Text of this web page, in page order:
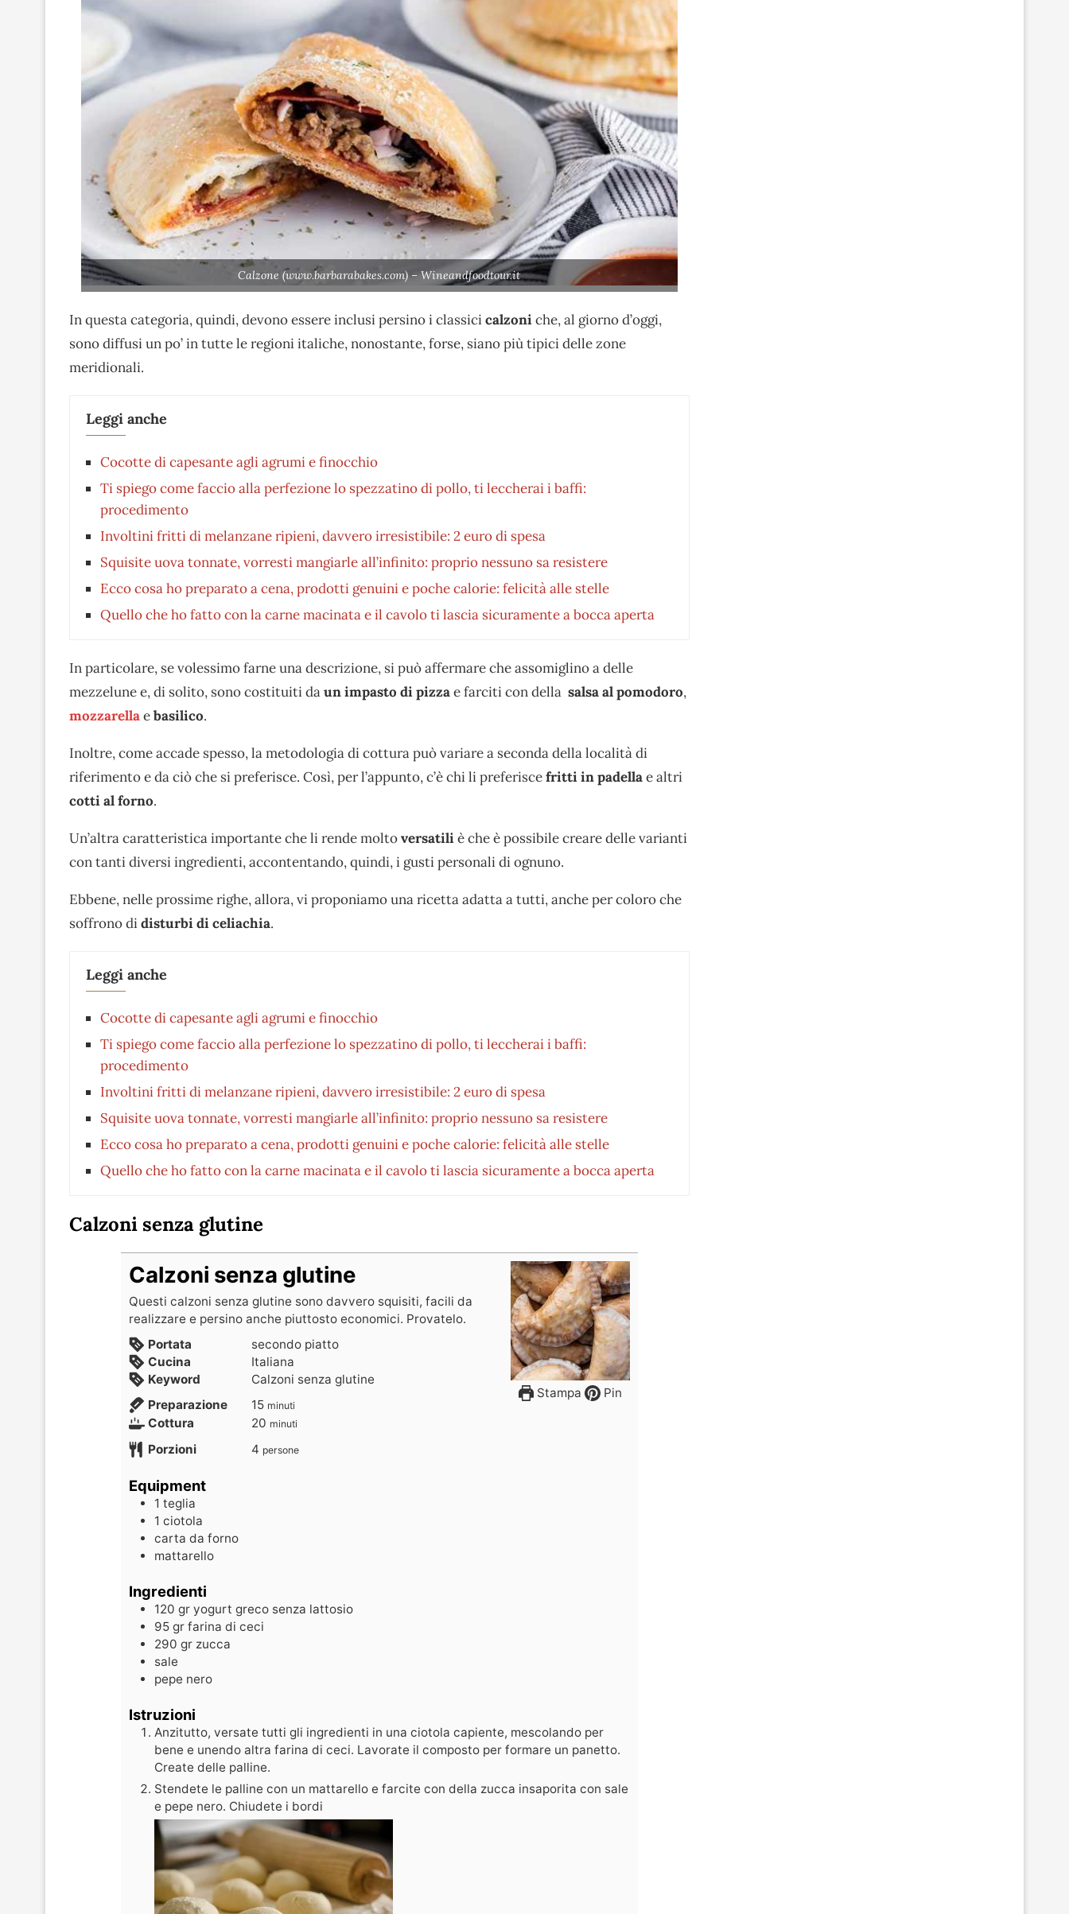
Calzone (www.barbarabakes.com) – Wineandfoodtour.it
In questa categoria, quindi, devono essere inclusi persino i classicicalzoniche, al giorno d’oggi,
sono diffusi un po’ in tutte le regioni italiche, nonostante, forse, siano più tipici delle zone
meridionali.
Leggi anche
Cocotte di capesante agli agrumi e finocchio
Ti spiego come faccio alla perfezione lo spezzatino di pollo, ti leccherai i baffi:
procedimento
Involtini fritti di melanzane ripieni, davvero irresistibile: 2 euro di spesa
Squisite uova tonnate, vorresti mangiarle all’infinito: proprio nessuno sa resistere
Ecco cosa ho preparato a cena, prodotti genuini e poche calorie: felicità alle stelle
Quello che ho fatto con la carne macinata e il cavolo ti lascia sicuramente a bocca aperta
In particolare, se volessimo farne una descrizione, si può affermare che assomiglino a delle
mezzelune e, di solito, sono costituiti daun impasto di pizzae farciti con della salsa al pomodoro,
mozzarellaebasilico.
Inoltre, come accade spesso, la metodologia di cottura può variare a seconda della località di
riferimento e da ciò che si preferisce. Così, per l’appunto, c’è chi li preferiscefritti in padellae altri
cotti al forno.
Un’altra caratteristica importante che li rende moltoversatiliè che è possibile creare delle varianti
con tanti diversi ingredienti, accontentando, quindi, i gusti personali di ognuno.
Ebbene, nelle prossime righe, allora, vi proponiamo una ricetta adatta a tutti, anche per coloro che
soffrono didisturbi di celiachia.
Leggi anche
Cocotte di capesante agli agrumi e finocchio
Ti spiego come faccio alla perfezione lo spezzatino di pollo, ti leccherai i baffi:
procedimento
Involtini fritti di melanzane ripieni, davvero irresistibile: 2 euro di spesa
Squisite uova tonnate, vorresti mangiarle all’infinito: proprio nessuno sa resistere
Ecco cosa ho preparato a cena, prodotti genuini e poche calorie: felicità alle stelle
Quello che ho fatto con la carne macinata e il cavolo ti lascia sicuramente a bocca aperta
Calzoni senza glutine
Stampa Pin
Calzoni senza glutine
Questi calzoni senza glutine sono davvero squisiti, facili da
realizzare e persino anche piuttosto economici. Provatelo.
Portata
secondo piatto
Cucina
Italiana
Keyword
Calzoni senza glutine
Preparazione
15 minuti
Cottura 20 minuti
Porzioni 4 persone
Equipment
1 teglia
1 ciotola
carta da forno
mattarello
Ingredienti
120 gr yogurt greco senza lattosio
95 gr farina di ceci
290 gr zucca
sale
pepe nero
Istruzioni
Anzitutto, versate tutti gli ingredienti in una ciotola capiente, mescolando per
bene e unendo altra farina di ceci. Lavorate il composto per formare un panetto.
Create delle palline.
Stendete le palline con un mattarello e farcite con della zucca insaporita con sale
e pepe nero. Chiudete i bordi